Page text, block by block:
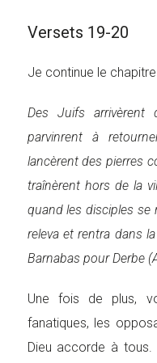
Versets 19-20
Je continue le
Des Juifs arrivèrent
parvinrent à
lancèrent des pierres
traînèrent hors de la
quand les disciples se
releva et rentra dans
Barnabas pour Derbe
Une fois de plus,
fanatiques, les
Dieu accorde à tous.